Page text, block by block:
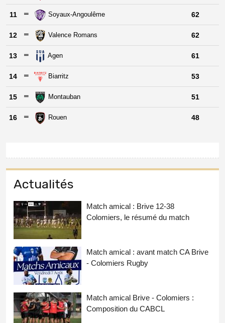
11 Soyaux-Angoulême 62
12 Valence Romans 62
13 Agen 61
14 Biarritz 53
15 Montauban 51
16 Rouen 48
Actualités
Match amical : Brive 12-38
Colomiers, le résumé du match
Match amical : avant match CA Brive
- Colomiers Rugby
Match amical Brive - Colomiers :
Composition du CABCL